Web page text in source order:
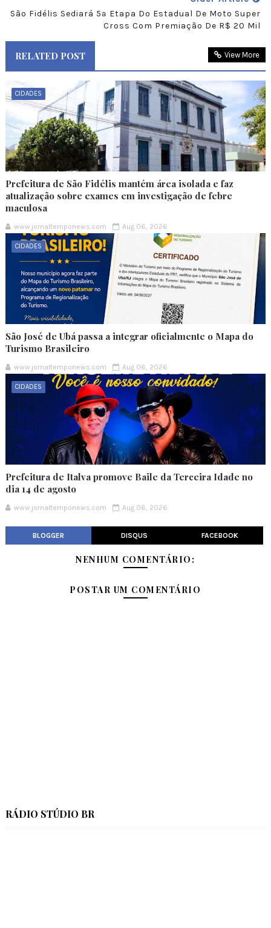
São Fidélis Sediará 5ª Etapa Do Estadual De Moto Super
Cross Com Premiação De R$ 20 Mil
RELATED POST View More
CIDADES
Prefeitura de São Fidélis mantém área isolada e faz
atualização sobre exames em investigação de febre
maculosa
www.jornaltemponews.com Aug 06, 2026
CIDADES
São José de Ubá passa a integrar oficialmente o Mapa do
Turismo Brasileiro
www.jornaltemponews.com Aug 06, 2026
CIDADES
Prefeitura de Italva promove Baile da Terceira Idade no
dia 14 de agosto
www.jornaltemponews.com Aug 06, 2026
BLOGGER DISQUS FACEBOOK
NENHUM COMENTÁRIO:
POSTAR UM COMENTÁRIO
RÁDIO STÚDIO BR